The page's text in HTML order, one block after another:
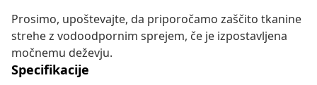
Prosimo, upoštevajte, da priporočamo zaščito tkanine
strehe z vodoodpornim sprejem, če je izpostavljena
močnemu deževju.
Specifikacije